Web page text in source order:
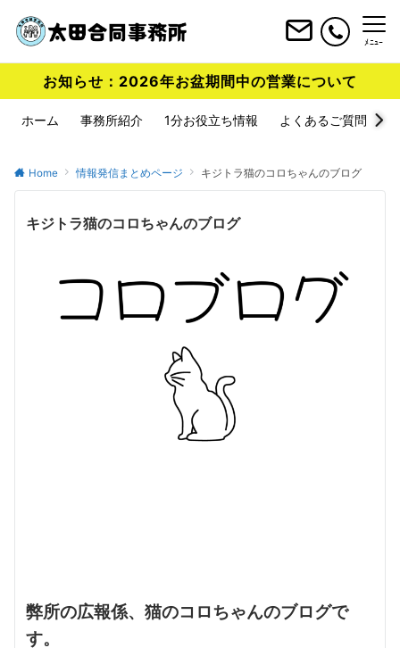
ﾒﾆｭｰ
お知らせ：2026年お盆期間中の営業について
ホーム 事務所紹介 1分お役立ち情報 よくあるご質問
Home 情報発信まとめページ キジトラ猫のコロちゃんのブログ
キジトラ猫のコロちゃんのブログ
弊所の広報係、猫のコロちゃんのブログで
す。